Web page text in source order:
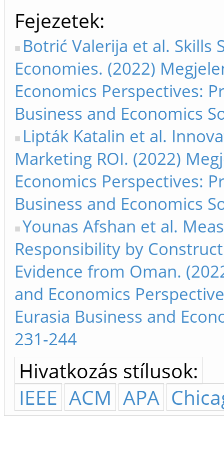
Fejezetek
Botrić Valerija et al.
Economies. (2022)
Economics Perspectives:
Business and Economics
Lipták Katalin et al.
Marketing ROI. (2022)
Economics Perspectives:
Business and Economics
Younas Afshan et al.
Responsibility by
Evidence from Oman.
and Economics
Eurasia Business and
231-244
Hivatkozás stílusok:
IEEE ACM APA